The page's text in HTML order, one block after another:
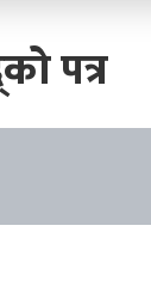
पत्र